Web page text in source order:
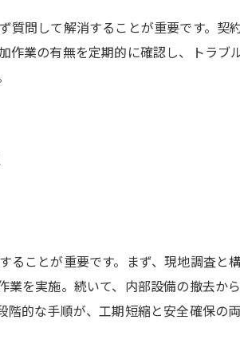
効率的な解体方法
工期短縮を叶える方法
順で工期を短くする工夫
るための現場対策とは
発生する追加費用の内訳
るための見積もり活用術
問して解消することが重要です。契
業の有無を定期的に確認し、トラブ
ことが重要です。まず、現地調査と
を実施。続いて、内部設備の撤去か
的な手順が、工期短縮と安全確保の両